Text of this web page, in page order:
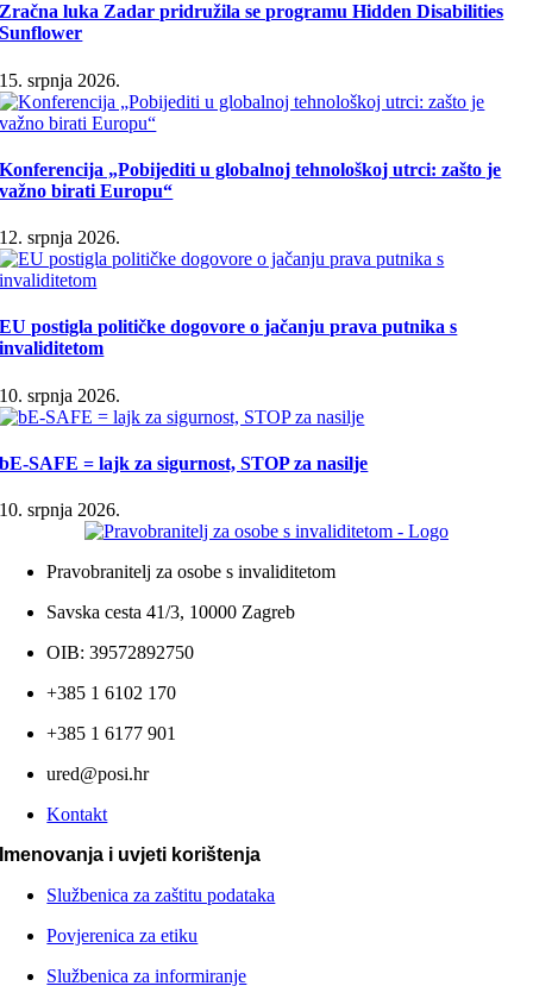
Zračna luka Zadar pridružila se programu Hidden Disabilities
Sunflower
15. srpnja 2026.
Konferencija „Pobijediti u globalnoj tehnološkoj utrci: zašto je
važno birati Europu“
12. srpnja 2026.
EU postigla političke dogovore o jačanju prava putnika s
invaliditetom
10. srpnja 2026.
bE-SAFE = lajk za sigurnost, STOP za nasilje
10. srpnja 2026.
Pravobranitelj za osobe s invaliditetom
Savska cesta 41/3, 10000 Zagreb
OIB: 39572892750
+385 1 6102 170
+385 1 6177 901
ured@posi.hr
Kontakt
Imenovanja i uvjeti korištenja
Službenica za zaštitu podataka
Povjerenica za etiku
Službenica za informiranje